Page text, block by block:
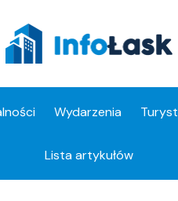
Wydarzenia
Lista artykułów